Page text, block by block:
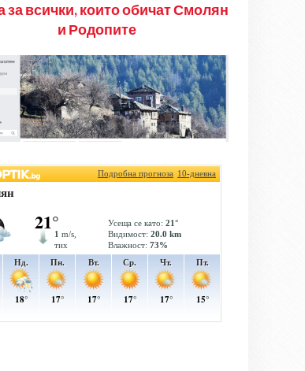
за всички, които обичат Смолян
и Родопите